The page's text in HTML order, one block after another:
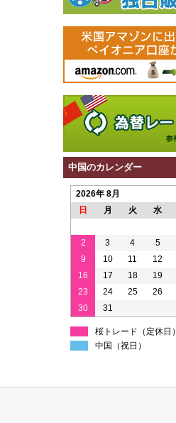
中国のカレンダー
2026年 8月
日
月 火 水
2
3 4 5
9
10 11 12
16
17 18 19
23
24 25 26
30
31
桜トレード（定休日）
中国（祝日）